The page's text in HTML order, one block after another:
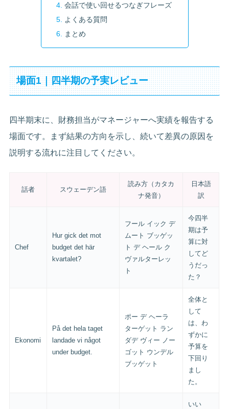
会話で使い回せるつなぎフレーズ
よくある質問
まとめ
場面1｜四半期の予実レビュー
四半期末に、財務担当がマネージャーへ実績を報告する
場面です。まず結果の方向を示し、続いて差異の原因を
説明する流れに注目してください。
話者 スウェーデン語
読み方（カタカ
ナ発音）
日本語
訳
Chef
Hur gick det mot
budget det här
kvartalet?
フール イック デ
ムート ブッゲッ
ト デ ヘール ク
ヴァルターレッ
ト
今四半
期は予
算に対
してど
うだっ
た？
Ekonomi
På det hela taget
landade vi något
under budget.
ポー デ ヘーラ
ターゲット ラン
ダデ ヴィー ノー
ゴット ウンデル
ブッゲット
全体と
して
は、わ
ずかに
予算を
下回り
まし
た。
いい